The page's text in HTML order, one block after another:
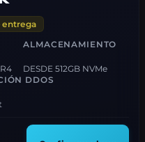
entrega
ALMACENAMIENTO
DESDE 512GB NVMe
DDOS